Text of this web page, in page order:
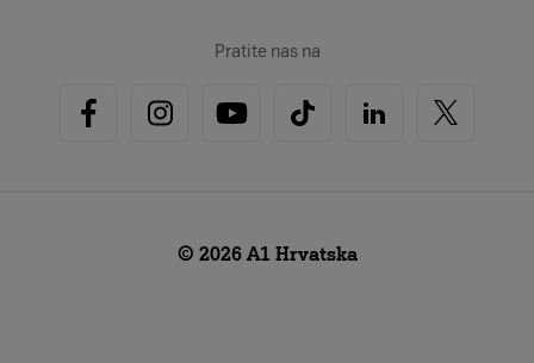
Pratite nas na
© 2026 A1 Hrvatska